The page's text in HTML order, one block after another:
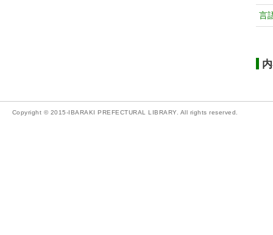
言
Copyright © 2015-IBARAKI PREFECTURAL LIBRARY. All rights reserved.